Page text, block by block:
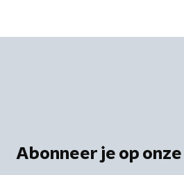
Abonneer je op